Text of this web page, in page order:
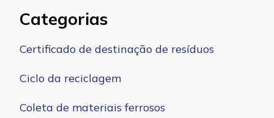
Categorias
Certificado de destinação de resíduos
Ciclo da reciclagem
Coleta de materiais ferrosos